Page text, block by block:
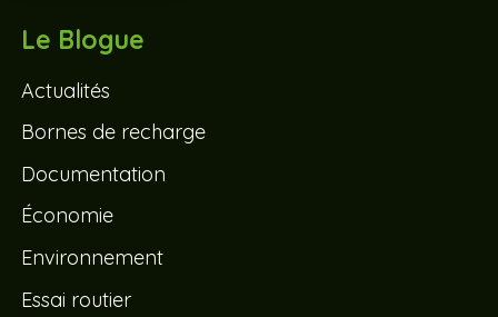
Le Blogue
Actualités
Bornes de recharge
Documentation
Économie
Environnement
Essai routier